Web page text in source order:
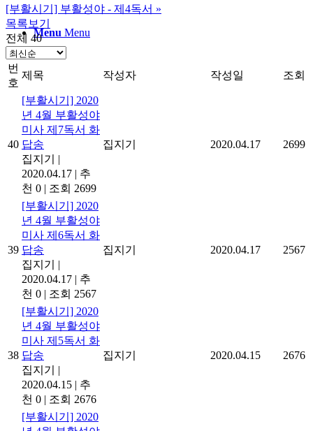
Menu Menu
[부활시기] 부활성야 - 제4독서 »
목록보기
전체 40
번
호
제목 작성자 작성일 조회
40
[부활시기] 2020
년 4월 부활성야
미사 제7독서 화
답송
집지기
|
2020.04.17 | 추
천 0 | 조회 2699
집지기 2020.04.17 2699
39
[부활시기] 2020
년 4월 부활성야
미사 제6독서 화
답송
집지기
|
2020.04.17 | 추
천 0 | 조회 2567
집지기 2020.04.17 2567
38
[부활시기] 2020
년 4월 부활성야
미사 제5독서 화
답송
집지기
|
2020.04.15 | 추
천 0 | 조회 2676
집지기 2020.04.15 2676
[부활시기] 2020